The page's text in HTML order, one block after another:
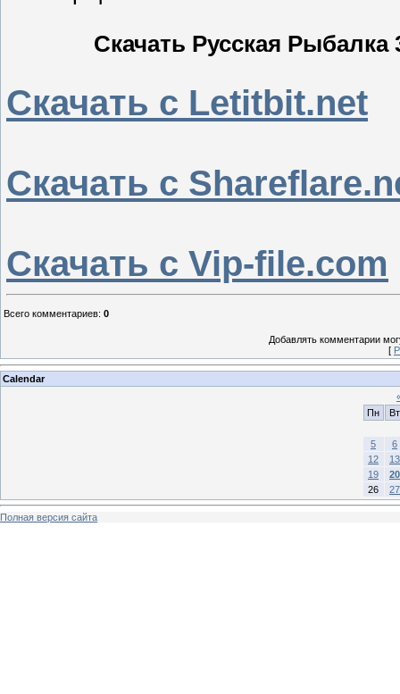
Скачать Русская Рыбалка
Скачать с Letitbit.net
Скачать с
Скачать с Vip-file.com
Всего комментариев: 0
Добавлять комментарии
[
Calendar
Пн
Вт
5
6
12
13
19
20
26
27
Полная версия сайта